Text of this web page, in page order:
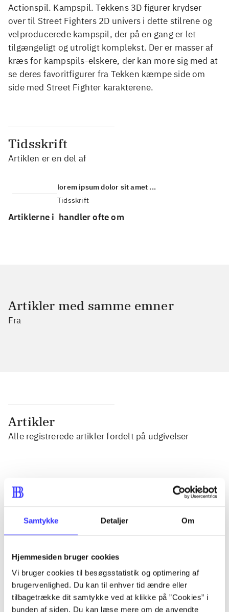
Samtykke Detaljer Om
Hjemmesiden bruger cookies
Vi bruger cookies til besøgsstatistik og optimering af
brugervenlighed. Du kan til enhver tid ændre eller
tilbagetrække dit samtykke ved at klikke på ”Cookies” i
bunden af siden. Du kan læse mere om de anvendte
Actionspil. Kampspil. Tekkens 3D figurer krydser
over til Street Fighters 2D univers i dette stilrene og
velproducerede kampspil, der på en gang er let
tilgængeligt og utroligt komplekst. Der er masser af
kræs for kampspils-elskere, der kan more sig med at
se deres favoritfigurer fra Tekken kæmpe side om
side med Street Fighter karakterene.
Tidsskrift
Artiklen er en del af
lorem ipsum dolor sit amet ...
Tidsskrift
Artiklerne i handler ofte om
Artikler med samme emner
Fra
Artikler
Alle registrerede artikler fordelt på udgivelser
...
...